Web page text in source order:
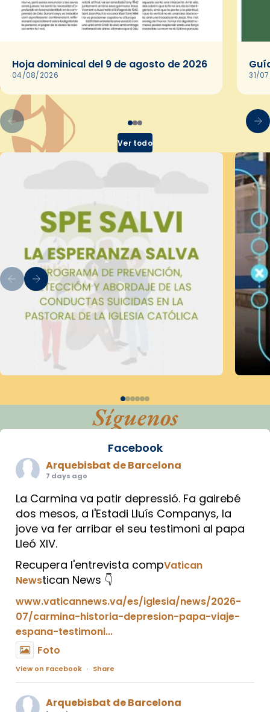
Hoja dominical del 9 de agosto de 2026
04/08/2026 31/
Ver todo
Síguenos
Facebook
Arquebisbat de Barcelona
7 days ago
La Carmina va patir depressió. Fa gairebé
dos mesos, a l'Estadi Lluís Companys, la
jove va fer arribar el seu testimoni al papa
Lleó XIV.
Recupera l'entrevista compVatican
Newstican News 👇
www.vaticannews.va/es/iglesia/news/2026-
07/carmina-historia-depresion-papa-viaje-
espana-testimoni...
Foto
View on Facebook · Share
Arquebisbat de Barcelona